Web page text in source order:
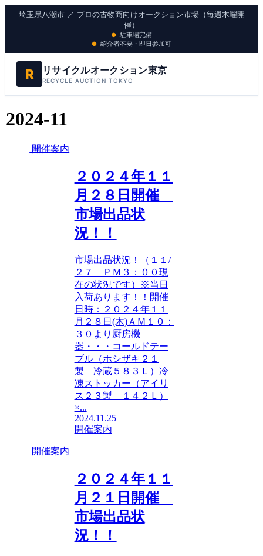
埼玉県八潮市 ／ プロの古物商向けオークション市場（毎週木曜開
催）
駐車場完備
紹介者不要・即日参加可
R リサイクルオークション東京
RECYCLE AUCTION TOKYO
2024-11
開催案内
２０２４年１１
月２８日開催
市場出品状
況！！
市場出品状況！（１１/
２７ ＰＭ３：００現
在の状況です）※当日
入荷あります！！開催
日時：２０２４年１１
月２８日(木)ＡＭ１０：
３０より厨房機
器・・・コールドテー
ブル（ホシザキ２１
製 冷蔵５８３Ｌ）冷
凍ストッカー（アイリ
ス２３製 １４２Ｌ）
×...
2024.11.25
開催案内
開催案内
２０２４年１１
月２１日開催
市場出品状
況！！